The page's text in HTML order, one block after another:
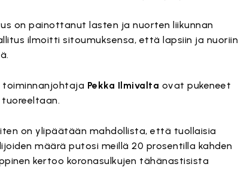
on painottanut lasten ja nuorten liikunnan
ilmoitti sitoumuksensa, että lapsiin ja nuoriin
toiminnanjohtaja Pekka Ilmivalta ovat pukeneet
on ylipäätään mahdollista, että tuollaisia
määrä putosi meillä 20 prosentilla kahden
kertoo koronasulkujen tähänastisista